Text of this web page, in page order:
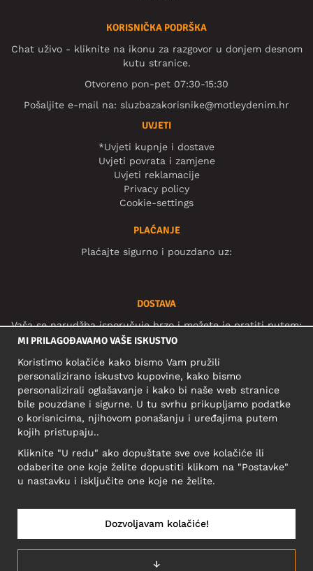
KORISNIČKA PODRŠKA
Chat uživo - kliknite na ikonu za razgovor u donjem desnom
kutu stranice.
Otvoreno pon-pet 07:30-15:30
Pošaljite e-mail na: sluzbazakorisnike@motleydenim.hr
UVJETI
*Uvjeti kupnje i dostave
Uvjeti povrata i zamjene
Uvjeti reklamacije
Privacy policy
Cookie-settings
PLAĆANJE
Plaćajte sigurno i pouzdano uz:
DOSTAVA
Vaša se narudžba isporučuje brzo i možete je pratiti putem:
DRUŠTVENE MREŽE
Motley Denim Europe OÜ
Narva mnt 5, EE-10117 Tallinn
Reg: 12356245
Važno! Ne šaljite povrat proizvoda na ovu adresu!
MI PRILAGOĐAVAMO VAŠE ISKUSTVO
Koristimo kolačiće kako bismo Vam pružili
personalizirano iskustvo kupovine, kako bismo
personalizirali oglašavanje i kako bi naše web stranice
bile pouzdane i sigurne. U tu svrhu prikupljamo podatke
o korisnicima, njihovom ponašanju i uređajima putem
kojih pristupaju..
Kliknite "U redu" ako dopuštate sve ove kolačiće ili
odaberite one koje želite dopustiti klikom na "Postavke"
u nastavku i isključite one koje ne želite.
↓
Dozvoljavam kolačiće!